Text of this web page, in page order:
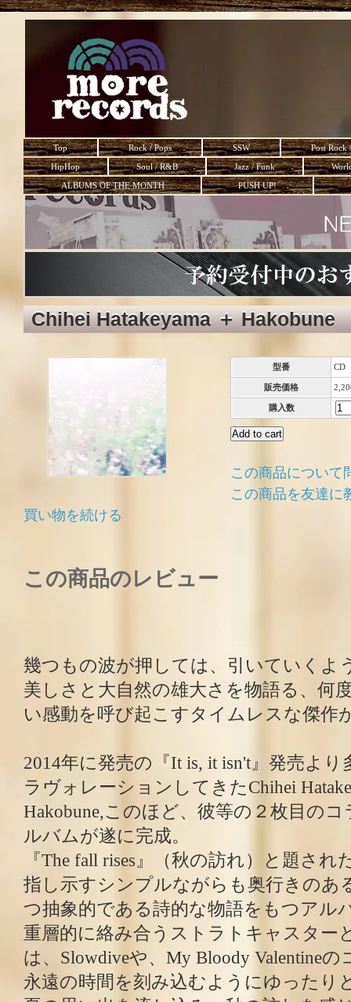
Top Rock / Pops SSW
Post Rock
HipHop
Soul / R&B Jazz / Funk
ALBUMS OF THE MONTH
PUSH UP!
Chihei Hatakeyama ＋ Hakobune
型番 CD
販売価格
購入数
この商品について
この商品を友達に
買い物を続ける
この商品のレビュー
幾つもの波が押しては、引いていくよ
美しさと大自然の雄大さを物語る、何
い感動を呼び起こすタイムレスな傑作
2014年に発売の『It is, it isn't』発売よ
ラヴォレーションしてきたChihei
Hakobune,このほど、彼等の２枚目の
ルバムが遂に完成。
『The fall rises』（秋の訪れ）と題さ
指し示すシンプルながらも奥行きのあ
つ抽象的である詩的な物語をもつアル
重層的に絡み合うストラトキャスター
は、Slowdiveや、My Bloody Valentine
永遠の時間を刻み込むようにゆったり